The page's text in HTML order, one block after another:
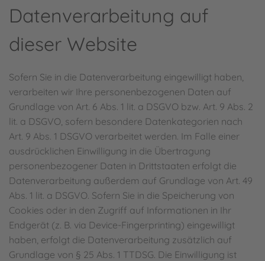
Datenverarbeitung auf
dieser Website
Sofern Sie in die Datenverarbeitung eingewilligt haben,
verarbeiten wir Ihre personenbezogenen Daten auf
Grundlage von Art. 6 Abs. 1 lit. a DSGVO bzw. Art. 9 Abs. 2
lit. a DSGVO, sofern besondere Datenkategorien nach
Art. 9 Abs. 1 DSGVO verarbeitet werden. Im Falle einer
ausdrücklichen Einwilligung in die Übertragung
personenbezogener Daten in Drittstaaten erfolgt die
Datenverarbeitung außerdem auf Grundlage von Art. 49
Abs. 1 lit. a DSGVO. Sofern Sie in die Speicherung von
Cookies oder in den Zugriff auf Informationen in Ihr
Endgerät (z. B. via Device-Fingerprinting) eingewilligt
haben, erfolgt die Datenverarbeitung zusätzlich auf
Grundlage von § 25 Abs. 1 TTDSG. Die Einwilligung ist